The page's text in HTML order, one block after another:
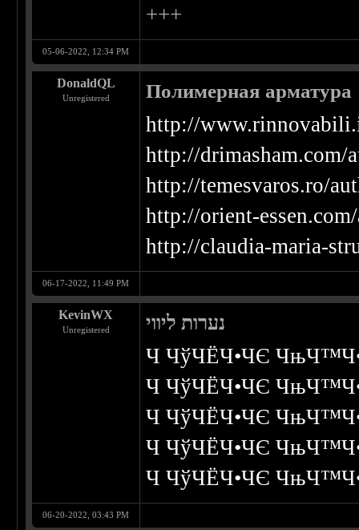
+++
05-06-2022, 12:34 PM
DonaldQL
Unregistered Полимерная арматура
http://
http://
http://temesvaros.ro/
http://orient-
http://claudia-maria-
06-17-2022, 11:49 PM
KevinWX
Unregistered נערות ליווי
Ч ЧўЧЁЧ•ЧЄ
Ч ЧўЧЁЧ•ЧЄ
Ч ЧўЧЁЧ•ЧЄ
Ч ЧўЧЁЧ•ЧЄ
Ч ЧўЧЁЧ•ЧЄ
06-20-2022, 03:43 PM